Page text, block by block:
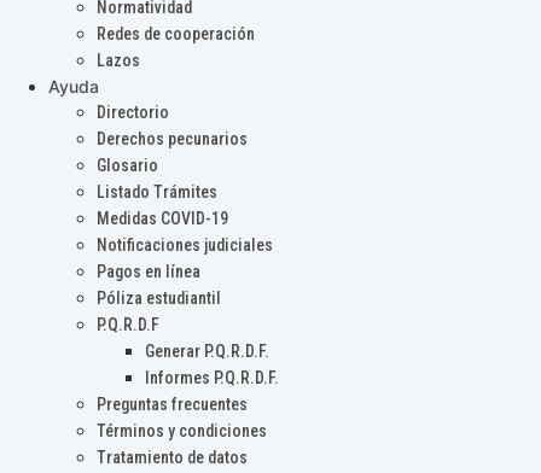
Normatividad
Redes de cooperación
Lazos
Ayuda
Directorio
Derechos pecunarios
Glosario
Listado Trámites
Medidas COVID-19
Notificaciones judiciales
Pagos en línea
Póliza estudiantil
P.Q.R.D.F
Generar P.Q.R.D.F.
Informes P.Q.R.D.F.
Preguntas frecuentes
Términos y condiciones
Tratamiento de datos